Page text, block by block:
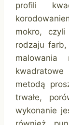
profili
mokro, czyli
rodzaju farb,
malowania
metodą
trwałe,
wykonanie